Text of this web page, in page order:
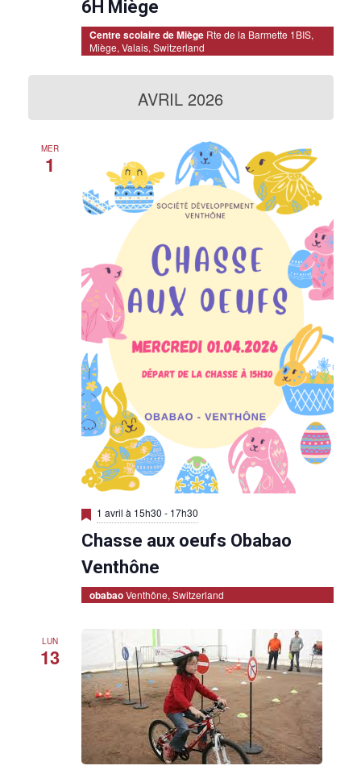
v
a
n
t
6H Miège
Centre scolaire de Miège Rte de la Barmette 1BIS,
Miège, Valais, Switzerland
AVRIL 2026
MER
1
M
i
s
e
n
a
v
a
1 avril à 15h30 - 17h30
Chasse aux oeufs Obabao
Venthône
obabaoVenthône, Switzerland
LUN
13